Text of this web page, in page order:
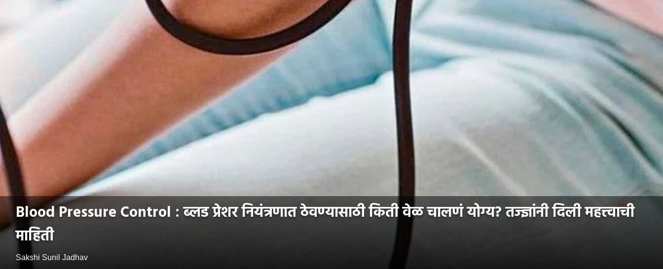
Blood Pressure Control : ब्लड प्रेशर नियंत्रणात ठेवण्यासाठी किती वेळ चालणं योग्य? तज्ज्ञांनी दिली महत्त्वाची
माहिती
Sakshi Sunil Jadhav